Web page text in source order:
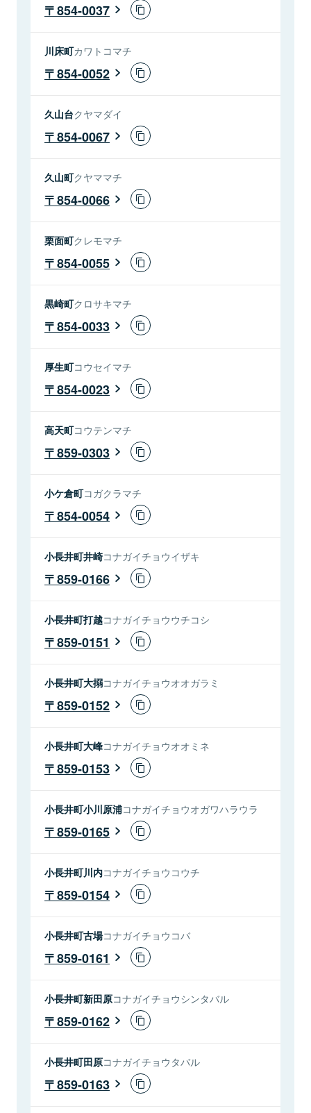
854-0037
川床町カワトコマチ
854-0052
久山台クヤマダイ
854-0067
久山町クヤママチ
854-0066
栗面町クレモマチ
854-0055
黒崎町クロサキマチ
854-0033
厚生町コウセイマチ
854-0023
高天町コウテンマチ
859-0303
小ケ倉町コガクラマチ
854-0054
小長井町井崎コナガイチョウイザキ
859-0166
小長井町打越コナガイチョウウチコシ
859-0151
小長井町大搦コナガイチョウオオガラミ
859-0152
小長井町大峰コナガイチョウオオミネ
859-0153
小長井町小川原浦コナガイチョウオガワハラウラ
859-0165
小長井町川内コナガイチョウコウチ
859-0154
小長井町古場コナガイチョウコバ
859-0161
小長井町新田原コナガイチョウシンタバル
859-0162
小長井町田原コナガイチョウタバル
859-0163